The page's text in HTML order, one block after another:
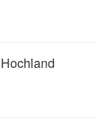
Hochland